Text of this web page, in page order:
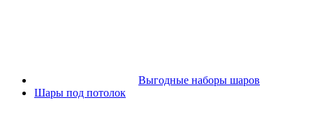
Выгодные наборы шаров
Шары под потолок